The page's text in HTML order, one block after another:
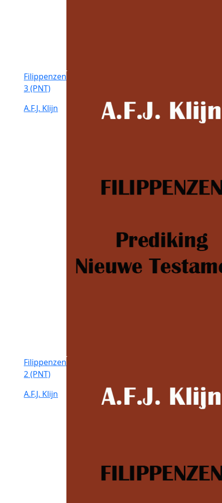
Filippenzen
3 (PNT)
A.F.J. Klijn
Filippenzen
2 (PNT)
A.F.J. Klijn